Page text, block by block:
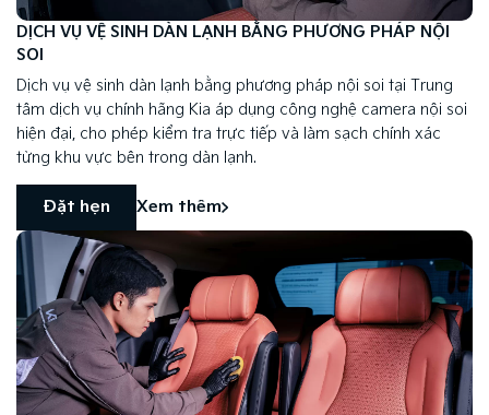
DỊCH VỤ VỆ SINH DÀN LẠNH BẰNG PHƯƠNG PHÁP NỘI
SOI
Dịch vụ vệ sinh dàn lạnh bằng phương pháp nội soi tại Trung
tâm dịch vụ chính hãng Kia áp dụng công nghệ camera nội soi
hiện đại, cho phép kiểm tra trực tiếp và làm sạch chính xác
từng khu vực bên trong dàn lạnh.
Đặt hẹn Xem thêm